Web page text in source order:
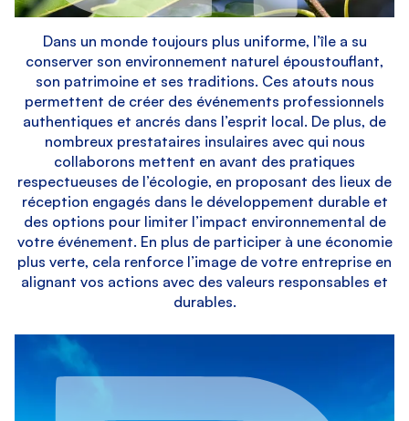
Dans un monde toujours plus uniforme, l’île a su
conserver son environnement naturel époustouflant,
son patrimoine et ses traditions. Ces atouts nous
permettent de créer des événements professionnels
authentiques et ancrés dans l’esprit local. De plus, de
nombreux prestataires insulaires avec qui nous
collaborons mettent en avant des pratiques
respectueuses de l’écologie, en proposant des lieux de
réception engagés dans le développement durable et
des options pour limiter l’impact environnemental de
votre événement. En plus de participer à une économie
plus verte, cela renforce l’image de votre entreprise en
alignant vos actions avec des valeurs responsables et
durables.